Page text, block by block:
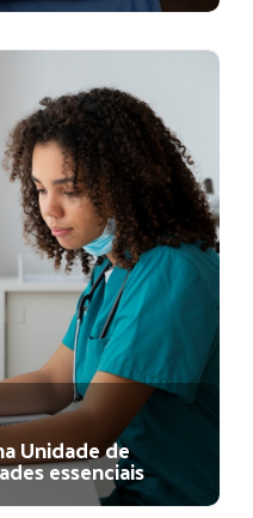
Unidade de
essenciais